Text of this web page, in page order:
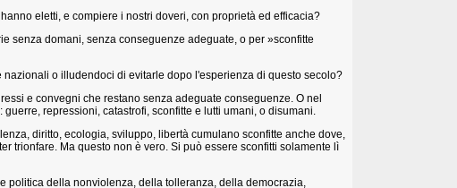
eletti, e compiere i nostri doveri, con proprietà ed efficacia?
senza domani, senza conseguenze adeguate, o per »sconfitte
o illudendoci di evitarle dopo l'esperienza di questo secolo?
e convegni che restano senza adeguate conseguenze. O nel
repressioni, catastrofi, sconfitte e lutti umani, o disumani.
diritto, ecologia, sviluppo, libertà cumulano sconfitte anche dove,
trionfare. Ma questo non è vero. Si può essere sconfitti solamente lì
politica della nonviolenza, della tolleranza, della democrazia,